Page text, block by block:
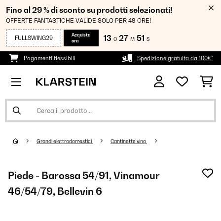
Fino al 29 % di sconto su prodotti selezionati!
OFFERTE FANTASTICHE VALIDE SOLO PER 48 ORE!
FULLSWING29
Acquista
ora
13 O 27 M 49 S
Pagamenti flessibili Spedizione gratuita da 100€*
Grandi elettrodomestici Cantinette vino
Piede - Barossa 54/91, Vinamour
46/54/79, Bellevin 6